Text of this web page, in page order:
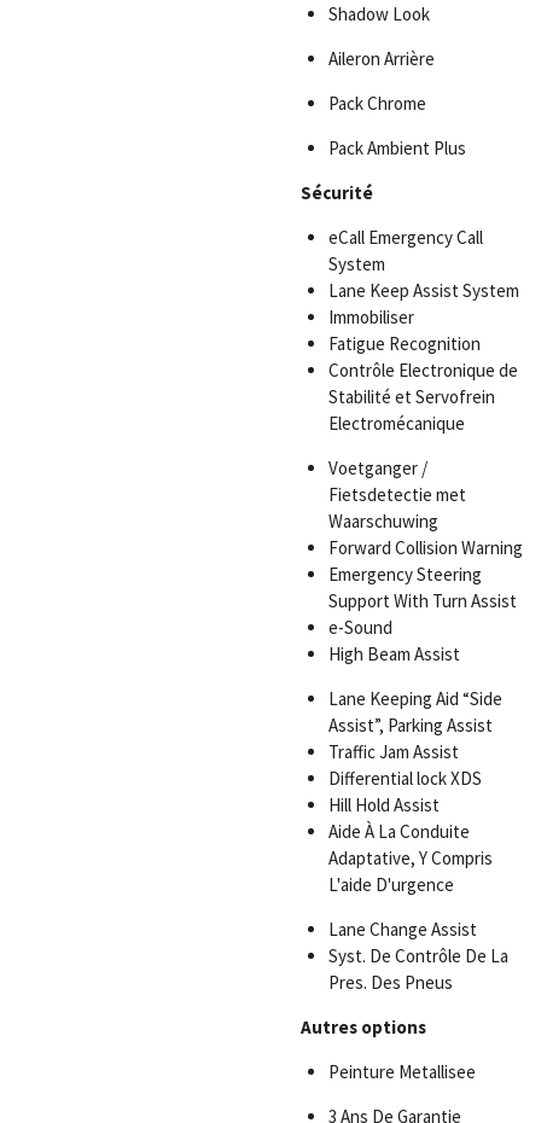
Shadow Look
Aileron Arrière
Pack Chrome
Pack Ambient Plus
Sécurité
eCall Emergency Call
System
Lane Keep Assist System
Immobiliser
Fatigue Recognition
Contrôle Electronique de
Stabilité et Servofrein
Electromécanique
Voetganger /
Fietsdetectie met
Waarschuwing
Forward Collision Warning
Emergency Steering
Support With Turn Assist
e-Sound
High Beam Assist
Lane Keeping Aid “Side
Assist”, Parking Assist
Traffic Jam Assist
Differential lock XDS
Hill Hold Assist
Aide À La Conduite
Adaptative, Y Compris
L'aide D'urgence
Lane Change Assist
Syst. De Contrôle De La
Pres. Des Pneus
Autres options
Peinture Metallisee
3 Ans De Garantie